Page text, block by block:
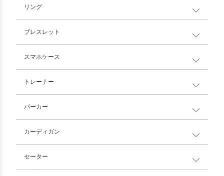
リング
ブレスレット
スマホケース
トレーナー
パーカー
カーディガン
セーター